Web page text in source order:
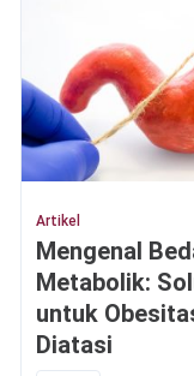
Artikel
Mengenal
Metabolik:
untuk
Diatasi